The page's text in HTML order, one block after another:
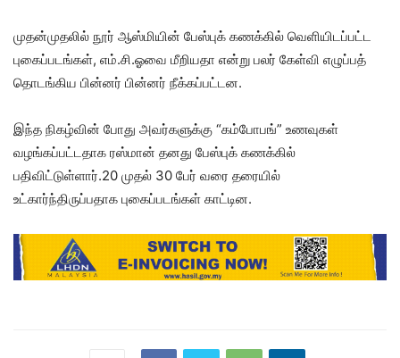
முதன்முதலில் நூர் ஆஸ்மியின் பேஸ்புக் கணக்கில் வெளியிடப்பட்ட
புகைப்படங்கள், எம்.சி.ஓவை மீறியதா என்று பலர் கேள்வி எழுப்பத்
தொடங்கிய பின்னர் பின்னர் நீக்கப்பட்டன.
இந்த நிகழ்வின் போது அவர்களுக்கு “கம்போபங்” உணவுகள்
வழங்கப்பட்டதாக ரஸ்மான் தனது பேஸ்புக் கணக்கில்
பதிவிட்டுள்ளார்.20 முதல் 30 பேர் வரை தரையில்
உட்கார்ந்திருப்பதாக புகைப்படங்கள் காட்டின.